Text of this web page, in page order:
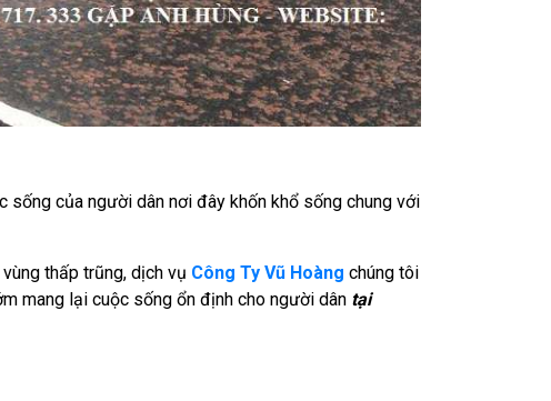
sống của người dân nơi đây khốn khổ sống chung với
thấp trũng, dịch vụ Công Ty Vũ Hoàng chúng tôi
mang lại cuộc sống ổn định cho người dân tại